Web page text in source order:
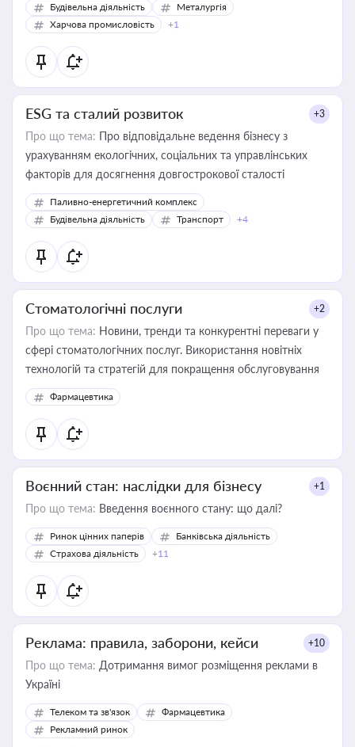
Будівельна діяльність
Металургія
Харчова промисловість
+1
ESG та сталий розвиток +3
Про що тема: Про відповідальне ведення бізнесу з
урахуванням екологічних, соціальних та управлінських
факторів для досягнення довгострокової сталості
Паливно-енергетичний комплекс
Будівельна діяльність
Транспорт +4
Стоматологічні послуги +2
Про що тема: Новини, тренди та конкурентні переваги у
сфері стоматологічних послуг. Використання новітніх
технологій та стратегій для покращення обслуговування
Фармацевтика
Воєнний стан: наслідки для бізнесу +1
Про що тема: Введення воєнного стану: що далі?
Ринок цінних паперів
Банківська діяльність
Страхова діяльність
+11
Реклама: правила, заборони, кейси +10
Про що тема: Дотримання вимог розміщення реклами в
Україні
Телеком та зв'язок
Фармацевтика
Рекламний ринок